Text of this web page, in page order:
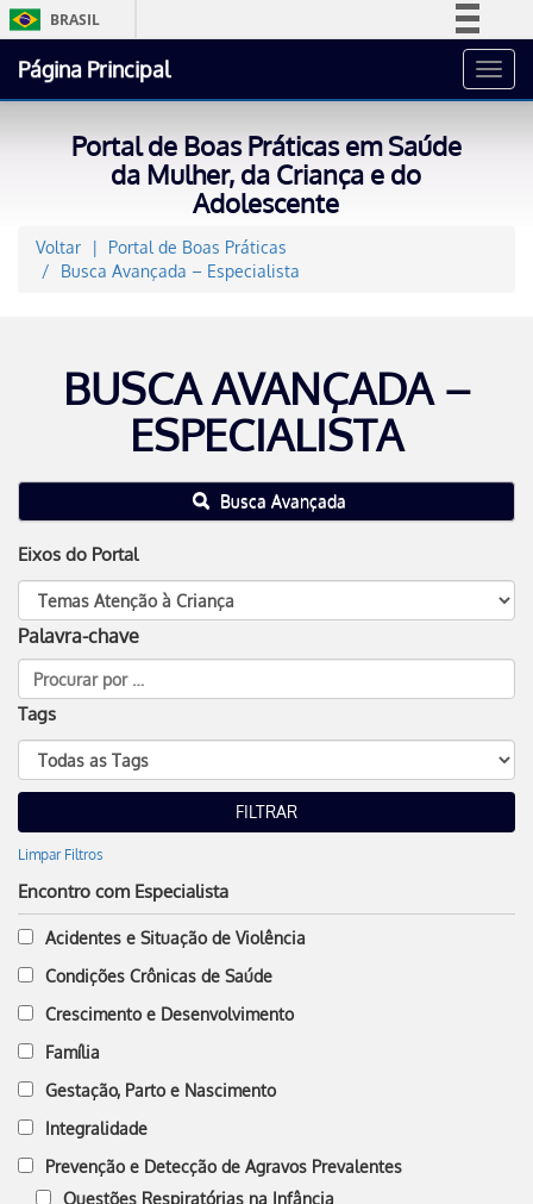
BRASIL
Acesso à informação
Página Principal
Portal de Boas Práticas em Saúde
da Mulher, da Criança e do
Adolescente
Voltar
Portal de Boas Práticas
Busca Avançada – Especialista
BUSCA AVANÇADA –
ESPECIALISTA
Busca Avançada
Eixos do Portal
Palavra-chave
Tags
Limpar Filtros
Encontro com Especialista
Acidentes e Situação de Violência
Condições Crônicas de Saúde
Crescimento e Desenvolvimento
Família
Gestação, Parto e Nascimento
Integralidade
Prevenção e Detecção de Agravos Prevalentes
Questões Respiratórias na Infância